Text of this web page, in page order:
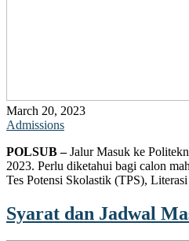
March 20, 2023
Admissions
POLSUB –Jalur Masuk ke
2023. Perlu diketahui bagi calon
Tes Potensi Skolastik (TPS),
Syarat dan Jadwal